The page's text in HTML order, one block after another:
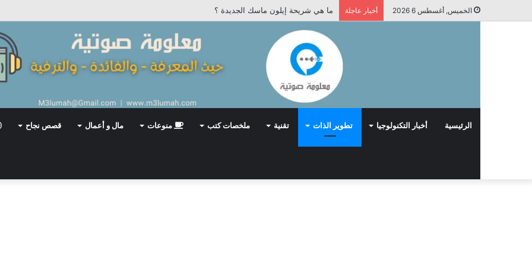
الخميس, أغسطس 6 2026 أخبار عاجلة ما هي شريحة إيلون ماسك الجديدة ؟
الرئيسية أخبار التكنولوجيا تطوير الذات تقنية ملخصات كتب منوعات مال و أعمال قصص نجاح